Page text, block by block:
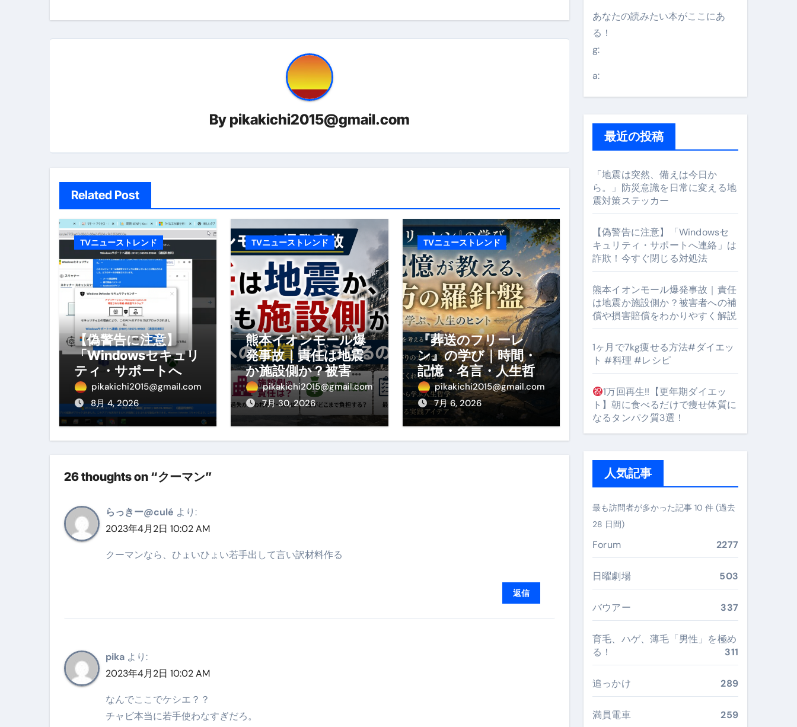
フリーランス・個人事業主におすすめの資金調達4選
自己破産中に絶対にしてはダメなこと7選
自己破産にまつわるよくある勘違い4選#Shorts
体脂肪が落ちる朝食3選 #ダイエット
アーモンドを毎日食べたらどうなるの？①【30秒でわかる効果まとめ】#アーモンド #ダイエット #筋トレ #美容 #健康 #雑学 #ナレーター #小林将大
【ひろゆき】借金1億円あります 返済か、自己破産かひろゆきさんならどちらを選びますか？ #shorts
セラピストのための！美容、健康、ダイエットにとても重要な女性ホルモンと男性ホルモン
弁護士解説【詐欺被害】警察に行っても返金されません
5キロ痩せる簡単な方法
ムームードメイン 2月のおすすめドメイン特集- ビジネスの信用を築く――そのすべての起点となるのが独自ドメイン
FRONTIER スーパーセール2026 完全攻略ガイド 今こそ買い時！ゲーミングPC・高性能BTOを最安で手に入れる方法
なくす不安と消える恐怖をゼロにする時代へ Pebblebee × iMazing で完成する「究極のスマホ防衛システム」完全ガイド
使った分だけ支払う、いちばん賢いスマホ代。 BB.exciteモバイル「Fitプラン」完全ガイド
英語が「聞こえる・分かる・話せる」に変わる30日間 ― 科学的メソッドで英語脳を作る完全ガイド
【海外ツアー完全ガイド】アジア最安1万円台＆ハワイ朝食付き割引まで網羅 ― “失敗せずに選ぶ”実践大全
新春スペシャルセール完全ガイド：国内航空券＋ホテルが“セット割”で最安級！ スカイマーク／Peach／FDA／ソラシドエアを目的別に選ぶコツと、失敗し
梅干しを毎日食べたらどうなるの？①【30秒でわかる効果まとめ】#梅干し #ダイエット #筋トレ #美容 #健康 #雑学 #ナレーター #小林将大
ブルーベリーを毎日食べたらどうなるの？②【30秒でわかる効果まとめ】#ダイエット #筋トレ #美容 #健康 #雑学 #ナレーター #小林将大
バナナを毎日食べたらどうなるの？①【30秒でわかる効果まとめ】#バナナ #ダイエット #筋トレ #美容 #健康 #雑学 #ナレーター #小林将大
筋トレせずにプロテインを飲み続けたらどうなるのか？ #ダイエット #プロテイン #痩せる
かいまき（掻巻き）超完全ガイド｜“着る布団”で肩・首・足元の冷えを根こそぎ防ぐ！素材別おすすめ・選び方・洗い方・Q&Aまで
【最新版】掛け布団の選び方“完全攻略”｜シンサレート・羽毛・人工羽毛・調温・吸湿発熱…あなたの寝室に最適解を出す快眠ガイド
【アシストステッパー】ハンドル付き・筋力アシスト・ツイスト・天然木まで徹底分類！室内で“足腰と体幹”を育てる選び方＆続け方ガイド
【2026年最新保存版】エアトリ超新春セール＆セット割完全攻略ガイド｜海外・国内旅行を最安値で実現する究極の旅術
コロナウイルス完全解説ガイド ― 正しく知ることが、最大の感染対策になる ―
「3秒で整う、新しい栄養補給」 飲むミスト（IN MIST）とは何か──「飲む」という行為を再定義する新しいサプリ体験
ナ
ョ
By pikakichi2015@gmail.com
Related Post
TVニューストレンド
【偽警告に注意】
「Windowsセキュリ
ティ・サポートへ連
絡」は詐欺！今すぐ
閉じる対処法
pikakichi2015@gmail.com
8月 4, 2026
TVニューストレンド
熊本イオンモール爆
発事故｜責任は地震
か施設側か？被害者
への補償や損害賠償
をわかりやすく解説
pikakichi2015@gmail.com
7月 30, 2026
TVニューストレンド
『葬送のフリーレ
ン』の学び｜時間・
記憶・名言・人生哲
学から読み解く生き
方
pikakichi2015@gmail.com
7月 6, 2026
26 thoughts on “クーマン”
らっきー@culé より:
2023年4月2日 10:02 AM
クーマンなら、ひょいひょい若手出して言い訳材料作る
返信
pika より:
2023年4月2日 10:02 AM
なんでここでケシエ？？
チャビ本当に若手使わなすぎだろ。
あなたの読みたい本がここにあ
る！
g:
a:
最近の投稿
「地震は突然、備えは今日か
ら。」防災意識を日常に変える地
震対策ステッカー
【偽警告に注意】「Windowsセ
キュリティ・サポートへ連絡」は
詐欺！今すぐ閉じる対処法
熊本イオンモール爆発事故｜責任
は地震か施設側か？被害者への補
償や損害賠償をわかりやすく解説
1ヶ月で7kg痩せる方法#ダイエッ
ト #料理 #レシピ
1万回再生!!【更年期ダイエッ
ト】朝に食べるだけで痩せ体質に
なるタンパク質3選！
人気記事
最も訪問者が多かった記事 10 件 (過去
28 日間)
Forum 2277
日曜劇場 503
バウアー 337
育毛、ハゲ、薄毛「男性」を極め
る！
311
追っかけ 289
満員電車 259